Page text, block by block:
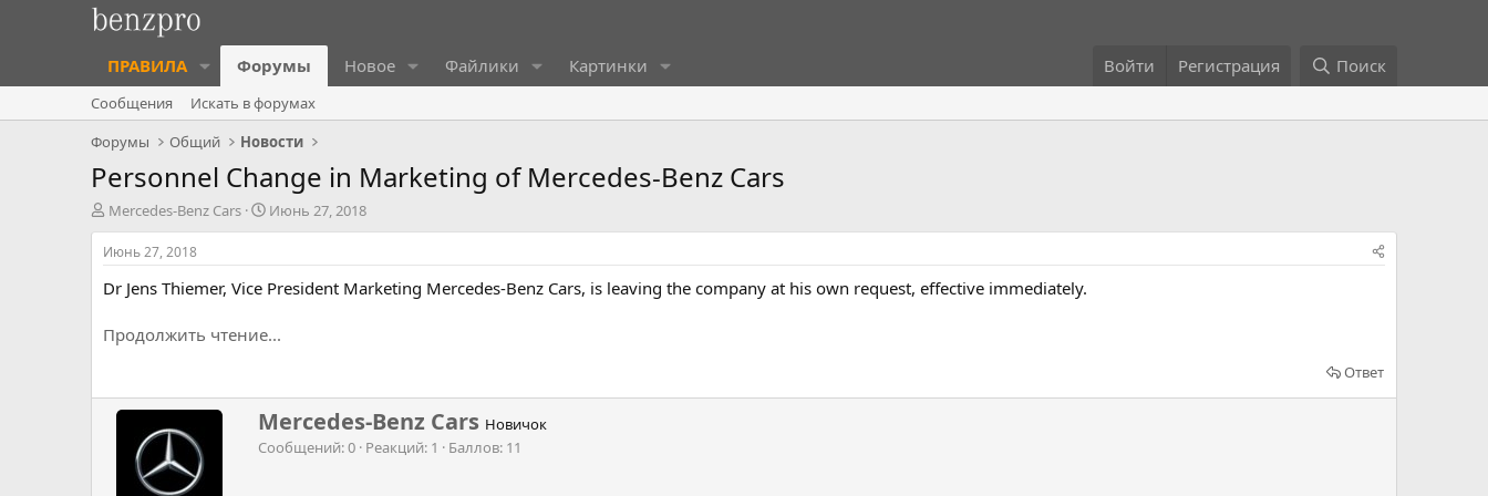
ПРАВИЛА Форумы Новое Файлики Картинки Войти Регистрация Поиск
Сообщения
Искать в форумах
Форумы
Общий Новости
Personnel Change in Marketing of Mercedes-Benz Cars
А
в
т
о
р
е
м
Mercedes-Benz Cars
Д
а
а
н
Июнь 27, 2018
Июнь 27, 2018
Dr Jens Thiemer, Vice President Marketing Mercedes-Benz Cars, is leaving the company at his own request, effective immediately.
Продолжить чтение...
Ответ
Н
а
п
Mercedes-Benz Cars Новичок
Сообщений 0 Реакций 1 Баллов 11